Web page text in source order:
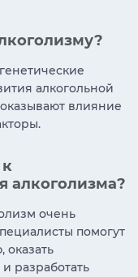
алкогольной
влияние
алкоголизма?
очень
помогут
оказать
разработать